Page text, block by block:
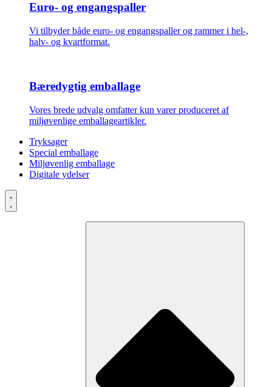
Euro- og engangspaller
Vi tilbyder både euro- og engangspaller og rammer i hel-,
halv- og kvartformat.
Bæredygtig emballage
Vores brede udvalg omfatter kun varer produceret af
miljøvenlige emballageartikler.
Tryksager
Special emballage
Miljøvenlig emballage
Digitale ydelser